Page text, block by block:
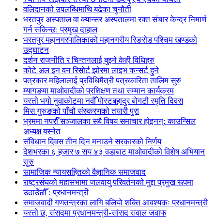
वलिदानको उपलब्धिमाथि बढेका चुनौती
भरतपुर अस्पताल वा क्यान्सर अस्पतालमा रक्त संचार केन्द्र निमार्ण
गर्न सकिन्छ: प्रमुख दाहाल
भरतपुर महानगरपालिकाको महानगरीय रिङरोड पश्चिम खण्डको
उद्घाटन
दर्शन राजनीति र चिन्तनलाई बुझ्ने केही विधिहरु
कोटे अल इन वन रिसोर्ट झोरमा लाइभ कन्सर्ट हुने
पत्रकार महिलालाई प्रविधिमैत्री पत्रकारिता तालिम सुरु
म्यागङमा माओवादीको प्रशिक्षण तथा सम्मान कार्यक्रम
यस्तो भयो नुवाकोटमा नवौँ पोस्टबहादुर बोगटी स्मृति दिवस
मिस गुरुङको पाँचौ संस्करणको तयारी पुरा
भ्रममा नपरौँ सञ्जालका सबै विषय समाचार होइनन्: काउन्सिल
अध्यक्ष बस्नेत
संविधान दिवस तीन दिन मनाउने सरकारको निर्णय
देशभरका ६ हजार ७ सय ४३ वडाबाट माओवादीको विशेष अभियान
सुरु
सामाजिक न्यायसहितको वैज्ञानिक समाजवाद
राष्ट्रसंघको महासभामा जलवायु परिवर्तनको मुद्दा प्रमुख रूपमा
उठाउँछौँ : प्रधानमन्त्री
समाजवादी गणतन्त्रका लागि बलियो शक्ति आवश्यकः प्रधानमन्त्री
यस्तो छ, संसदमा प्रधानमन्त्री-सांसद सवाल जवाफ